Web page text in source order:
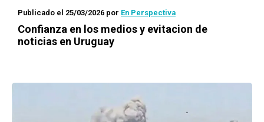
Publicado el 25/03/2026 por En Perspectiva
Confianza en los medios y evitacion de
noticias en Uruguay